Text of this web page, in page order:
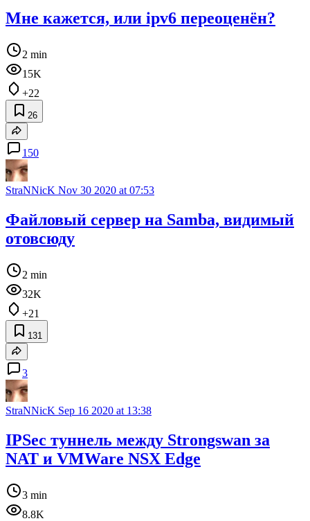
Мне кажется, или ipv6 переоценён?
2 min
15K
+22
26
150
StraNNicK Nov 30 2020 at 07:53
Файловый сервер на Samba, видимый
отовсюду
2 min
32K
+21
131
3
StraNNicK Sep 16 2020 at 13:38
IPSec туннель между Strongswan за
NAT и VMWare NSX Edge
3 min
8.8K